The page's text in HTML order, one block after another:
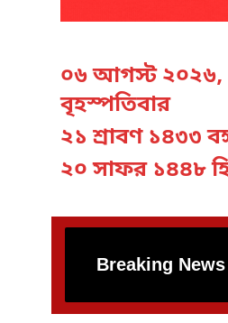
০৬ আগস্ট ২০২৬,
বৃহস্পতিবার
২১ শ্রাবণ ১৪৩৩
২০ সাফর ১৪৪৮
Breaking News
বৃদ্ধি পাওয়ায় মারাত্মক ঝুঁকিপূর্ণ